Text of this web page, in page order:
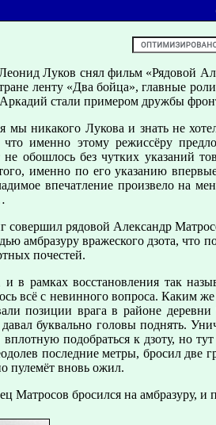
Луков снял фильм «Рядовой
ленту «Два бойца», главные
стали примером дружбы
мы никакого Лукова и знать не
именно этому режиссёру
не обошлось без чутких указаний
именно по его указанию
впечатление произвело на
совершил рядовой Александр
амбразуру вражеского дзота,
почестей.
в рамках восстановления так
всё с невинного вопроса. Каким
позиции врага в районе
буквально головы поднять.
вплотную подобраться к дзоту, но
последние метры, бросил две
пулемёт вновь ожил.
Матросов бросился на амбразуру, и